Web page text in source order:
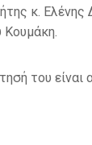
κ.
Κουμάκη.
του